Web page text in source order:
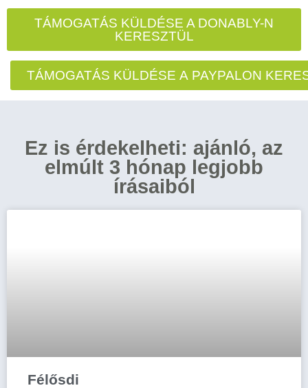
TÁMOGATÁS KÜLDÉSE A DONABLY-N
KERESZTÜL
TÁMOGATÁS KÜLDÉSE A PAYPALON
Ez is érdekelheti: ajánló, az
elmúlt 3 hónap legjobb
írásaiból
Félősdi